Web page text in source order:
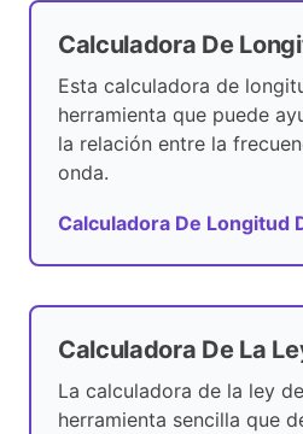
Calculadora De
Esta calculadora de
herramienta que puede
la relación entre la
onda.
Calculadora De Longitud
Calculadora De La
La calculadora de la ley
herramienta sencilla que